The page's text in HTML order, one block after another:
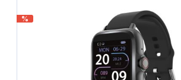
dient nicht der Diagnose, Behandlung
von Krankheiten oder der Vorbeugung.
%